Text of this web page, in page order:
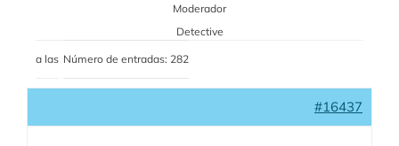
Moderador
Detective
a las Número de entradas: 282
#16437